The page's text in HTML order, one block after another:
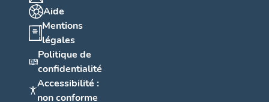
Aide
Mentions
légales
Politique de
confidentialité
Accessibilité :
non conforme